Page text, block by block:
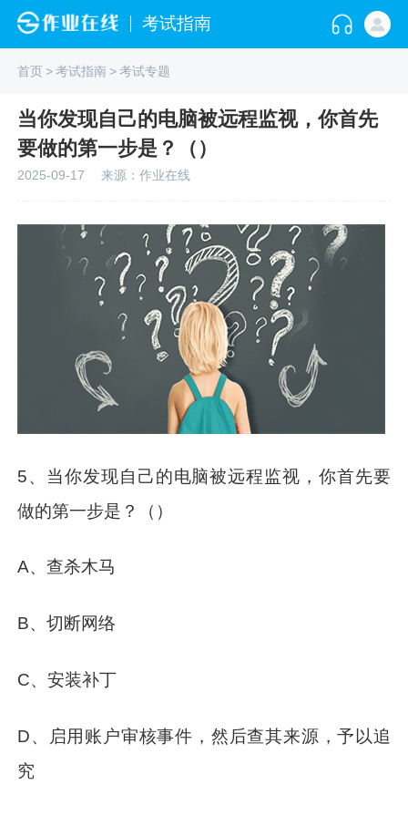
考试指南
首页>考试指南>考试专题
当你发现自己的电脑被远程监视，你首先
要做的第一步是？（）
2025-09-17 来源：作业在线
5、当你发现自己的电脑被远程监视，你首先要
做的第一步是？（）
A、查杀木马
B、切断网络
C、安装补丁
D、启用账户审核事件，然后查其来源，予以追
究